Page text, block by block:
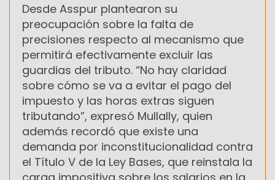
Desde Asspur plantearon su
preocupación sobre la falta de
precisiones respecto al mecanismo que
permitirá efectivamente excluir las
guardias del tributo. “No hay claridad
sobre cómo se va a evitar el pago del
impuesto y las horas extras siguen
tributando”, expresó Mullally, quien
además recordó que existe una
demanda por inconstitucionalidad contra
el Título V de la Ley Bases, que reinstala la